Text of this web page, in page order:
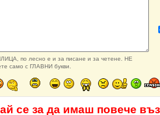
по лесно е и за писане и за четене. НЕ
само с ГЛАВНИ букви.
се за да имаш повече